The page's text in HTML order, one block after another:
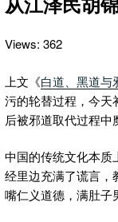
于
Views: 362
上文《白道、黑道与
污的轮替过程，今天
后被邪道取代过程中
中国的传统文化本质
经里边充满了谎言，
嘴仁义道德，满肚子